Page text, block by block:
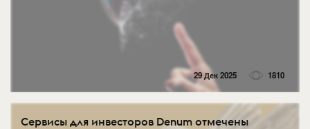
29 Дек 2025 1810
Сервисы для инвесторов Denum отмечены